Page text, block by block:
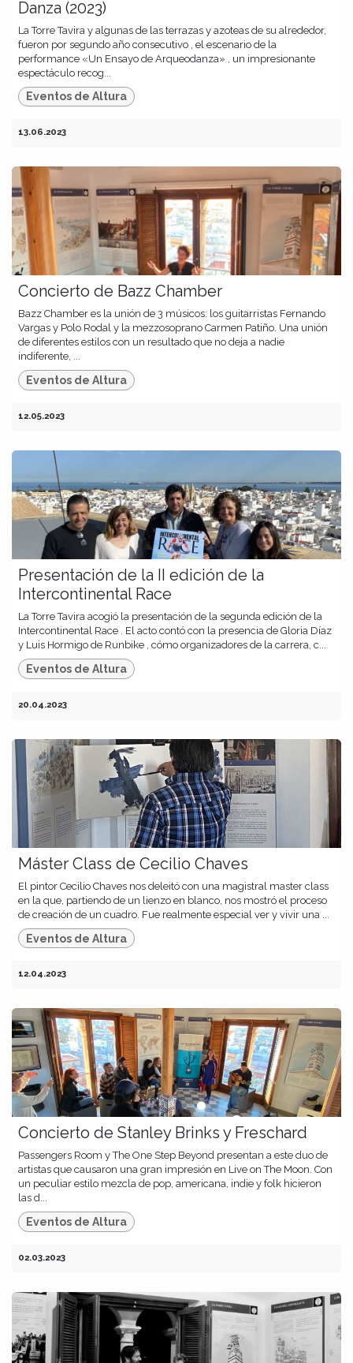
Danza (2023)
La Torre Tavira y algunas de las terrazas y azoteas de su alrededor,
fueron por segundo año consecutivo , el escenario de la
performance «Un Ensayo de Arqueodanza» , un impresionante
espectáculo recog...
Eventos de Altura
13.06.2023
Concierto de Bazz Chamber
Bazz Chamber es la unión de 3 músicos: los guitarristas Fernando
Vargas y Polo Rodal y la mezzosoprano Carmen Patiño. Una unión
de diferentes estilos con un resultado que no deja a nadie
indiferente, ...
Eventos de Altura
12.05.2023
Presentación de la II edición de la
Intercontinental Race
La Torre Tavira acogió la presentación de la segunda edición de la
Intercontinental Race . El acto contó con la presencia de Gloria Díaz
y Luis Hormigo de Runbike , cómo organizadores de la carrera, c...
Eventos de Altura
20.04.2023
Máster Class de Cecilio Chaves
El pintor Cecilio Chaves nos deleitó con una magistral master class
en la que, partiendo de un lienzo en blanco, nos mostró el proceso
de creación de un cuadro. Fue realmente especial ver y vivir una ...
Eventos de Altura
12.04.2023
Concierto de Stanley Brinks y Freschard
Passengers Room y The One Step Beyond presentan a este duo de
artistas que causaron una gran impresión en Live on The Moon. Con
un peculiar estilo mezcla de pop, americana, indie y folk hicieron
las d...
Eventos de Altura
02.03.2023